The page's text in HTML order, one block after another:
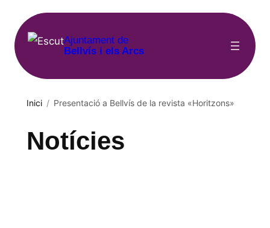
contingut
Ajuntament de
Bellvís i els Arcs
Inici / Presentació a Bellvís de la revista «Horitzons»
Notícies